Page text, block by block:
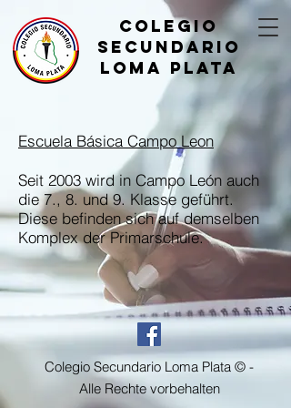
Colegio
Secundario
Loma Plata
Escuela Básica Campo Leon
Seit 2003 wird in Campo León auch
die 7., 8. und 9. Klasse geführt.
Diese befinden sich auf demselben
Komplex der Primarschule.
Colegio Secundario Loma Plata © -
Alle Rechte vorbehalten